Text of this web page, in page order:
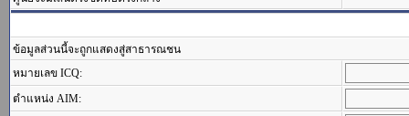
ข้อมูลส่วนนี้จะถูกแสดงสู่สาธารณชน
หมายเลข ICQ:
ตำแหน่ง AIM: